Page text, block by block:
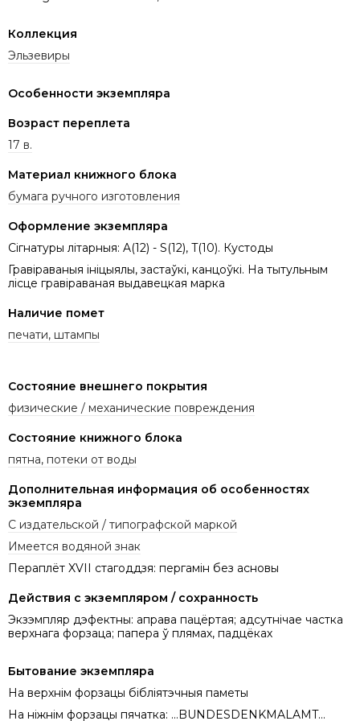
Коллекция
Эльзевиры
Особенности экземпляра
Возраст переплета
17 в.
Материал книжного блока
бумага ручного изготовления
Оформление экземпляра
Сігнатуры літарныя: A(12) - S(12), T(10). Кустоды
Гравіраваныя ініцыялы, застаўкі, канцоўкі. На тытульным
лісце гравіраваная выдавецкая марка
Наличие помет
печати, штампы
Состояние внешнего покрытия
физические / механические повреждения
Состояние книжного блока
пятна, потеки от воды
Дополнительная информация об особенностях
экземпляра
С издательской / типографской маркой
Имеется водяной знак
Пераплёт XVII стагоддзя: пергамін без асновы
Действия с экземпляром / сохранность
Экзэмпляр дэфектны: аправа пацёртая; адсутнічае частка
верхнага форзаца; папера ў плямах, падцёках
Бытование экземпляра
На верхнім форзацы бібліятэчныя паметы
На ніжнім форзацы пячатка: ...BUNDESDENKMALAMT...